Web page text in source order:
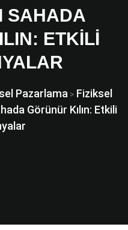
SAHADA
ETKILI
Pazarlama > Fiziksel
Görünür Kılın: Etkili